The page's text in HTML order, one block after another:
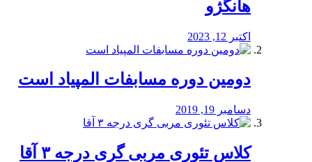
هانگژو
اکتبر 12, 2023
دومین دوره مسابفات المپیاد است
دسامبر 19, 2019
کلاس تئوری مربی گری درجه ۳ آقا